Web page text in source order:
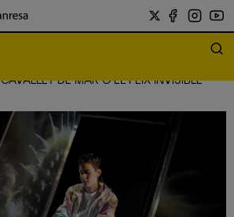
CAVALLET DE MAR O EL PEIX INVISIBLE